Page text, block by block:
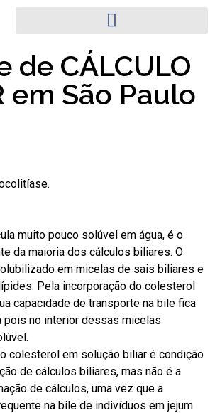
de CÁLCULO
em São Paulo
muito pouco solúvel em água, é o
da maioria dos cálculos biliares. O
em micelas de sais biliares e
Pela incorporação do colesterol
capacidade de transporte na bile fica
pois no interior dessas micelas
colesterol em solução biliar é condição
de cálculos biliares, mas não é a
de cálculos, uma vez que a
na bile de indivíduos em jejum